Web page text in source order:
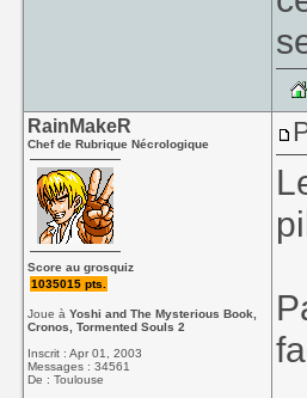
RainMakeR
Chef de Rubrique Nécrologique
Score au grosquiz
1035015 pts.
Joue àYoshi and The Mysterious Book,
Cronos, Tormented Souls 2
Inscrit : Apr 01, 2003
Messages : 34561
De : Toulouse